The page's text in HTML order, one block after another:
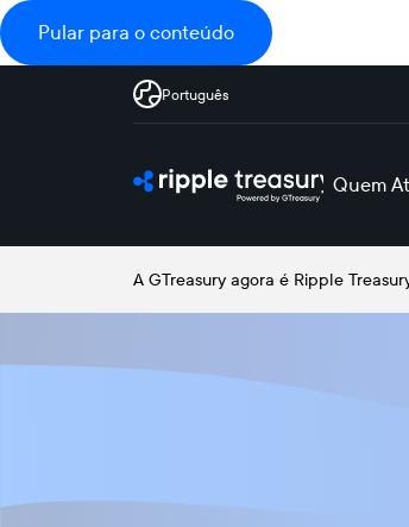
Pular para o conteúdo
Português
Quem
A GTreasury agora é Ripple